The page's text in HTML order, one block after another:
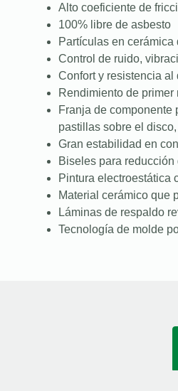
Alto coeficiente de
100% libre de asbesto
Partículas en cerámica
Control de ruido,
Confort y resistencia
Rendimiento de primer
Franja de componente
pastillas sobre el
Gran estabilidad en
Biseles para
Pintura electroestática
Material cerámico que
Láminas de respaldo
Tecnología de molde